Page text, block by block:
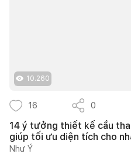
10.260
16 0
14 ý tưởng thiết kế cầu
giúp tối ưu diện tích cho
Như Ý